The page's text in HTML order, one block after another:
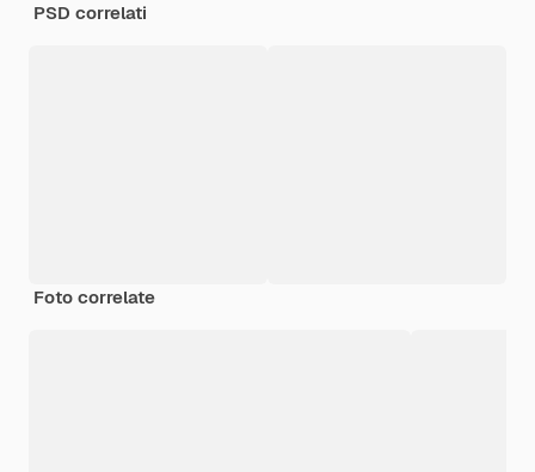
PSD correlati
Foto correlate